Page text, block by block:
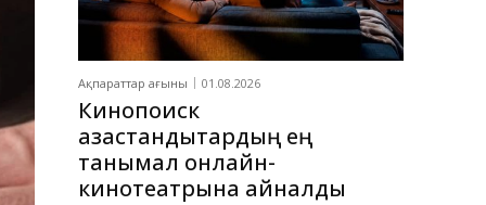
Ақпараттар ағыны 01.08.2026
Кинопоиск
қазақстандықтардың ең
танымал онлайн-
кинотеатрына айналды